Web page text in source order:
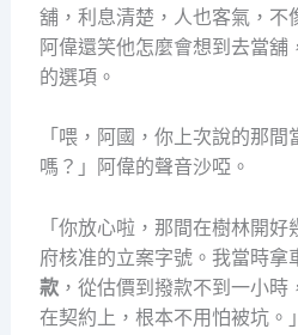
舖，利息清楚，人也客氣，不
阿偉還笑他怎麼會想到去當舖
的選項。
「喂，阿國，你上次說的那
嗎？」阿偉的聲音沙啞。
「你放心啦，那間在樹林開
府核准的立案字號。我當時拿
款，從估價到撥款不到一小時
在契約上，根本不用怕被坑。